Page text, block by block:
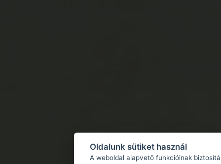
Oldalunk sütiket használ
A weboldal alapvető funkcióinak